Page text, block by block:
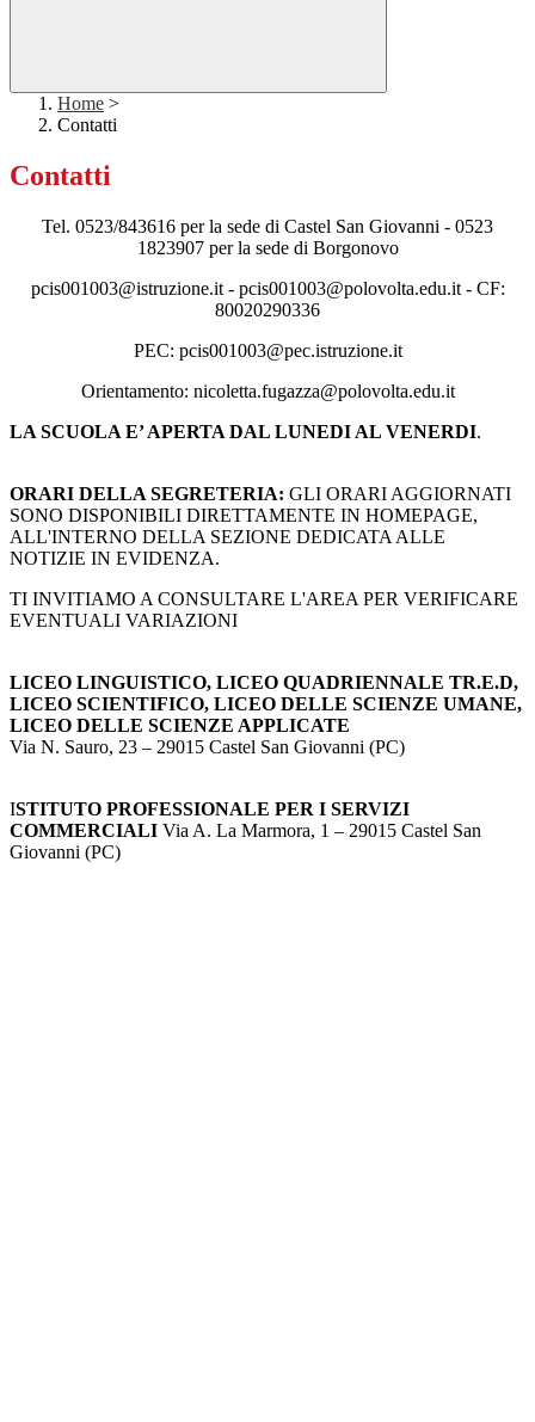
Home >
Contatti
Contatti
Tel. 0523/843616 per la sede di Castel San Giovanni - 0523
1823907 per la sede di Borgonovo
pcis001003@istruzione.it - pcis001003@polovolta.edu.it - CF:
80020290336
PEC: pcis001003@pec.istruzione.it
Orientamento: nicoletta.fugazza@polovolta.edu.it
LA SCUOLA E’ APERTA DAL LUNEDI AL VENERDI.
ORARI DELLA SEGRETERIA: GLI ORARI AGGIORNATI
SONO DISPONIBILI DIRETTAMENTE IN HOMEPAGE,
ALL'INTERNO DELLA SEZIONE DEDICATA ALLE
NOTIZIE IN EVIDENZA.
TI INVITIAMO A CONSULTARE L'AREA PER VERIFICARE
EVENTUALI VARIAZIONI
LICEO LINGUISTICO, LICEO QUADRIENNALE TR.E.D,
LICEO SCIENTIFICO, LICEO DELLE SCIENZE UMANE,
LICEO DELLE SCIENZE APPLICATE
Via N. Sauro, 23 – 29015 Castel San Giovanni (PC)
ISTITUTO PROFESSIONALE PER I SERVIZI
COMMERCIALI Via A. La Marmora, 1 – 29015 Castel San
Giovanni (PC)